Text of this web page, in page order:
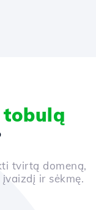
tobulą
tvirtą domeną,
ir sėkmę.